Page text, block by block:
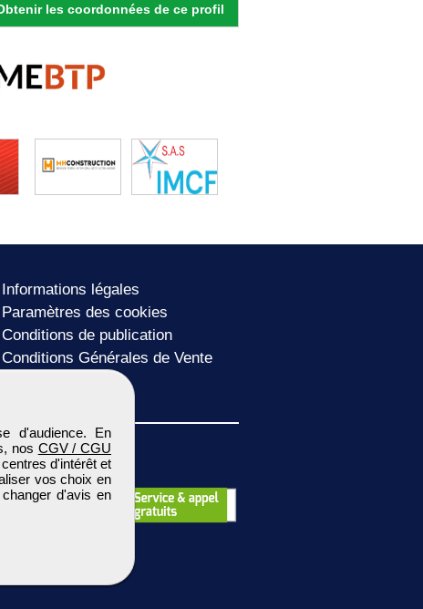
les coordonnées de ce profil
d'audience. En
nos CGV / CGU
d'intérêt et
vos choix en
d'avis en
Informations légales
Paramètres des cookies
Conditions de publication
Conditions Générales de Vente